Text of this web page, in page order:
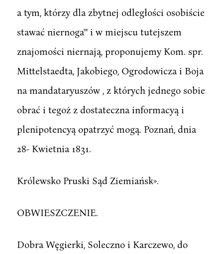
a tym, którzy dla zbytnej odległości osobiście
stawać niernoga'" i w miejscu tutejszem
znajomości niernają, proponujemy Kom. spr.
Mittelstaedta, Jakobiego, Ogrodowicza i Boja
na mandataryuszów , z których jednego sobie
obrać i tegoż z dostateczna informacyą i
plenipotencyą opatrzyć mogą. Poznań, dnia
28- Kwietnia 1831.
Królewsko Pruski Sąd Ziemiańsk».
OBWIESZCZENIE.
Dobra Węgierki, Soleczno i Karczewo, do